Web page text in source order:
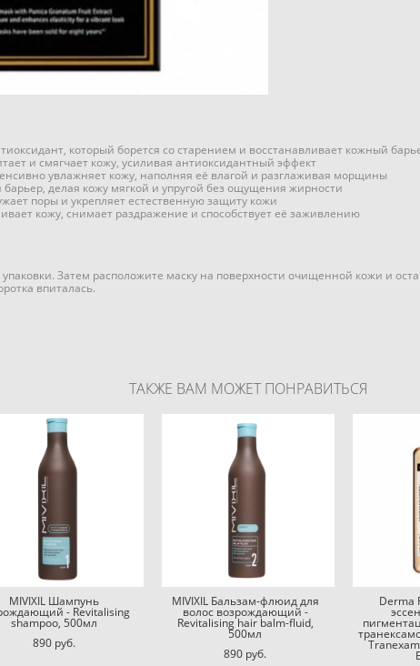
который борется со старением и восстанавливает кожный
и смягчает кожу, усиливая антиоксидантный эффект
увлажняет кожу, наполняя её влагой и разглаживая морщины
делая кожу мягкой и упругой без ощущения жирности
поры и укрепляет естественную защиту кожи
кожу, снимает раздражение и способствует её заживлению
Затем расположите маску на поверхности очищенной кожи и
впиталась.
ТАКЖЕ ВАМ МОЖЕТ ПОНРАВИТЬСЯ
MIVIXIL Шампунь
- Revitalising
shampoo, 500мл
890 pуб.
MIVIXIL Бальзам-флюид для
волос возрождающий -
Revitalising hair balm-fluid,
500мл
890 pуб.
Derma